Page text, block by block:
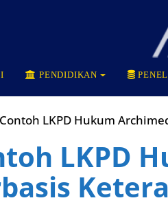
PENDIDIKAN
Contoh LKPD Hukum
LKPD